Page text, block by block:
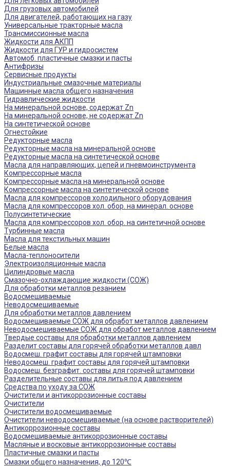
Для грузовых автомобилей
Для двигателей, работающих на газу
Универсальные тракторные масла
Трансмиссионные масла
Жидкости для АКПП
Жидкости для ГУР и гидросистем
Автомоб. пластичные смазки и пасты
Антифризы
Сервисные продукты
Индустриальные смазочные материалы
Машинные масла общего назначения
Гидравлические жидкости
На минеральной основе, содержат Zn
На минеральной основе, не содержат Zn
На синтетической основе
Огнестойкие
Редукторные масла
Редукторные масла на минеральной основе
Редукторные масла на синтетической основе
Масла для направляющих, цепей и пневмоинструмента
Компрессорные масла
Компрессорные масла на минеральной основе
Компрессорные масла на синтетической основе
Масла для компрессоров холодильного оборудования
Масла для компрессоров хол. обор. на минерал. основе
Полусинтетические
Масла для компрессоров хол. обор. на синтетичной основе
Турбинные масла
Масла для текстильных машин
Белые масла
Масла-теплоносители
Электроизоляционные масла
Цилиндровые масла
Смазочно-охлаждающие жидкости (СОЖ)
Для обработки металлов резанием
Водосмешиваемые
Неводосмешиваемые
Для обработки металлов давлением
Водосмешиваемые СОЖ для обработ металлов давлением
Неводосмешиваемые СОЖ для обработ металлов давлением
Твердые составы для обработки металлов давлением
Разделит составы для горячей обработки металлов давл
Водосмеш. графит составы для горячей штамповки
Неводосмеш. графит составы для горячей штамповки
Водосмеш. безграфит. составы для горячей штамповки
Разделительные составы для литья под давлением
Средства по уходу за СОЖ
Очистители и антикоррозионные составы
Очистители
Очистители водосмешиваемые
Очистители неводосмешиваемые (на основе растворителей)
Антикоррозионные составы
Водосмешиваемые антикоррозионные составы
Масляные и восковые антикоррозионные составы
Пластичные смазки и пасты
Смазки общего назначения, до 120℃